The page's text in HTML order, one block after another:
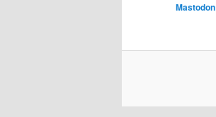
Mastodon